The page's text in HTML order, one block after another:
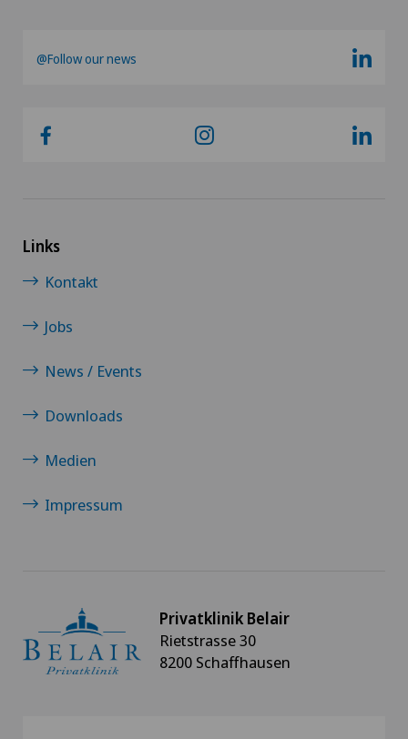
@Follow our news
Links
Kontakt
Jobs
News / Events
Downloads
Medien
Impressum
Privatklinik Belair
Rietstrasse 30
8200 Schaffhausen